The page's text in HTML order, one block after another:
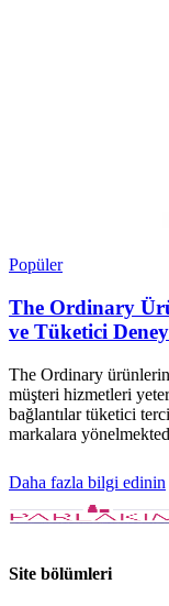
Popüler
The Ordinary
ve Tüketici
The Ordinary
müşteri hizmetleri
bağlantılar tüketici
markalara
Daha fazla bilgi edinin
Site bölümleri